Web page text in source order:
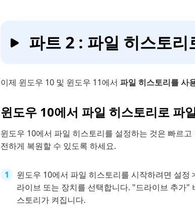
파트 2 : 파일 히스토
이제 윈도우 10 및 윈도우 11에서 파일 히스토리를 사
윈도우 10에서 파일 히스토리로 파
윈도우 10에서 파일 히스토리를 설정하는 것은 빠르
전하게 복원할 수 있도록 하세요.
윈도우 10에서 파일 히스토리를 시작하려면 설
라이브 또는 장치를 선택합니다. "드라이브 추가"
스토리가 켜집니다.